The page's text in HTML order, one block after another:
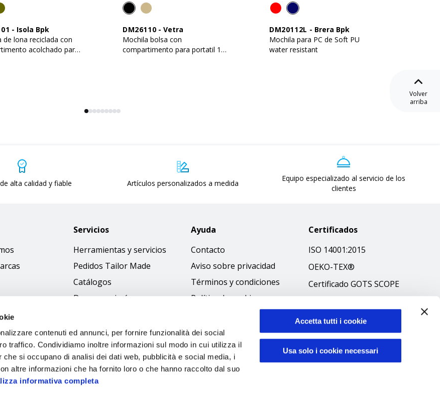
contenuti ed annunci, per fornire funzionalità dei social
traffico. Condividiamo inoltre informazioni sul modo in cui utilizza il
si occupano di analisi dei dati web, pubblicità e social media, i
altre informazioni che ha fornito loro o che hanno raccolto dal suo
informativa completa
Accetta tutti i cookie
Usa solo i cookie necessari
- Isola Bpk
de lona reciclada con
acolchado para
DM26110 -Vetra
Mochila bolsa con
compartimento para portatil 15
DM20112L - Brera Bpk
Mochila para PC de Soft PU
water resistant
Volver
arriba
alta calidad y fiable Artículos personalizados a medida
Equipo especializado al servicio de los
clientes
Servicios
Herramientas y servicios
Pedidos Tailor Made
Catálogos
Descargar imágenes
Ayuda
Contacto
Aviso sobre privacidad
Términos y condiciones
Política de cookies
Código ético
Certificados
ISO 14001:2015
OEKO-TEX®
Certificado GOTS SCOPE
Política medioambiental
Seguridad de los
productos